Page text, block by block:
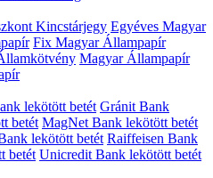
Kincstárjegy Egyéves Magyar
Fix Magyar Állampapír
Magyar Állampapír
lekötött betét Gránit Bank
betét MagNet Bank lekötött betét
lekötött betét Raiffeisen Bank
betét Unicredit Bank lekötött betét